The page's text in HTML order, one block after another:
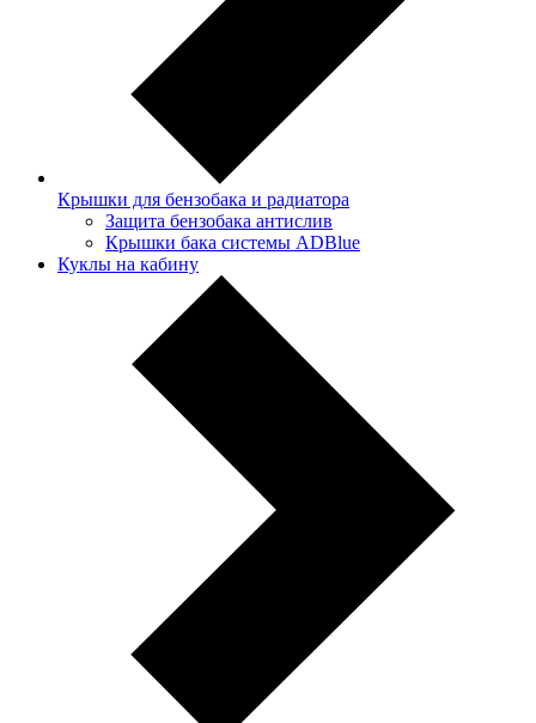
Крышки для бензобака и радиатора
Защита бензобака антислив
Крышки бака системы ADBlue
Куклы на кабину